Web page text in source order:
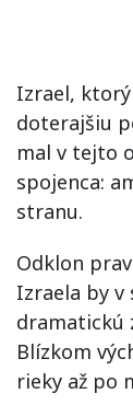
Izrael,
doterajšiu
mal v tejto
spojenca:
stranu.
Odklon
Izraela by v
dramatickú
Blízkom
rieky až po